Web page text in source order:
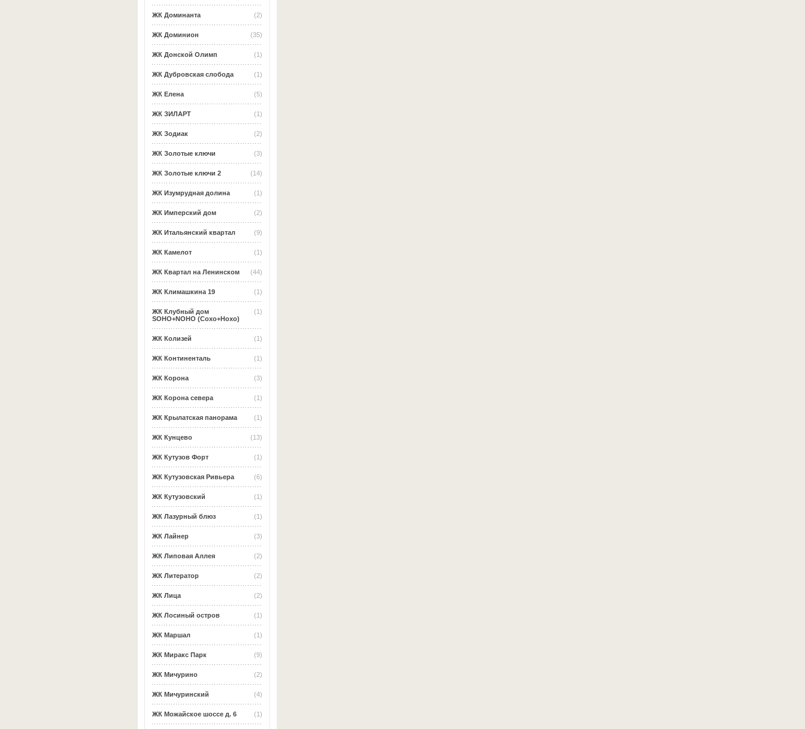
(2)
ЖК Доминанта
(35)
ЖК Доминион
(1)
ЖК Донской Олимп
(1)
ЖК Дубровская слобода
(5)
ЖК Елена
(1)
ЖК ЗИЛАРТ
(2)
ЖК Зодиак
(3)
ЖК Золотые ключи
(14)
ЖК Золотые ключи 2
(1)
ЖК Изумрудная долина
(2)
ЖК Имперский дом
(9)
ЖК Итальянский квартал
(1)
ЖК Камелот
(44)
ЖК Квартал на Ленинском
(1)
ЖК Климашкина 19
(1)
ЖК Клубный дом
SOHO+NOHO (Сохо+Нохо)
(1)
ЖК Колизей
(1)
ЖК Континенталь
(3)
ЖК Корона
(1)
ЖК Корона севера
(1)
ЖК Крылатская панорама
(13)
ЖК Кунцево
(1)
ЖК Кутузов Форт
(6)
ЖК Кутузовская Ривьера
(1)
ЖК Кутузовский
(1)
ЖК Лазурный блюз
(3)
ЖК Лайнер
(2)
ЖК Липовая Аллея
(2)
ЖК Литератор
(2)
ЖК Лица
(1)
ЖК Лосиный остров
(1)
ЖК Маршал
(9)
ЖК Миракс Парк
(2)
ЖК Мичурино
(4)
ЖК Мичуринский
(1)
ЖК Можайское шоссе д. 6